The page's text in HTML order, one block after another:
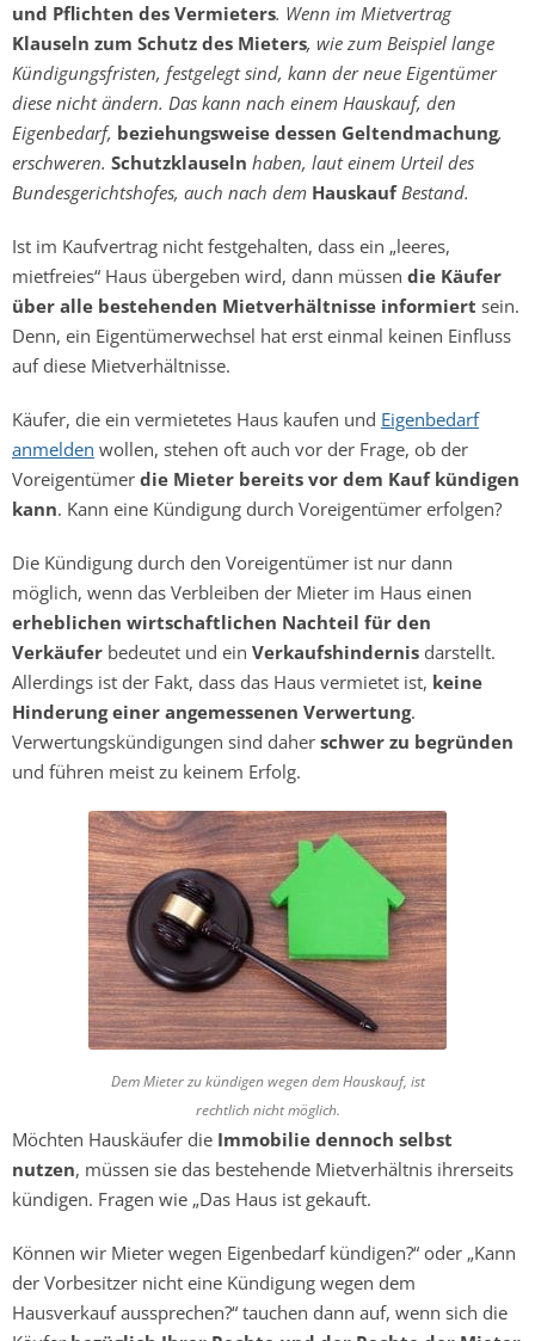
und Pflichten des Vermieters. Wenn im Mietvertrag
Klauseln zum Schutz des Mieters, wie zum Beispiel lange
Kündigungsfristen, festgelegt sind, kann der neue Eigentümer
diese nicht ändern. Das kann nach einem Hauskauf, den
Eigenbedarf, beziehungsweise dessen Geltendmachung,
erschweren. Schutzklauseln haben, laut einem Urteil des
Bundesgerichtshofes, auch nach dem HauskaufBestand.
Ist im Kaufvertrag nicht festgehalten, dass ein „leeres,
mietfreies“ Haus übergeben wird, dann müssen die Käufer
über alle bestehenden Mietverhältnisse informiert sein.
Denn, ein Eigentümerwechsel hat erst einmal keinen Einfluss
auf diese Mietverhältnisse.
Käufer, die ein vermietetes Haus kaufen und Eigenbedarf
anmelden wollen, stehen oft auch vor der Frage, ob der
Voreigentümer die Mieter bereits vor dem Kauf kündigen
kann. Kann eine Kündigung durch Voreigentümer erfolgen?
Die Kündigung durch den Voreigentümer ist nur dann
möglich, wenn das Verbleiben der Mieter im Haus einen
erheblichen wirtschaftlichen Nachteil für den
Verkäufer bedeutet und ein Verkaufshindernis darstellt.
Allerdings ist der Fakt, dass das Haus vermietet ist, keine
Hinderung einer angemessenen Verwertung.
Verwertungskündigungen sind daher schwer zu begründen
und führen meist zu keinem Erfolg.
Dem Mieter zu kündigen wegen dem Hauskauf, ist
rechtlich nicht möglich.
Möchten Hauskäufer die Immobilie dennoch selbst
nutzen, müssen sie das bestehende Mietverhältnis ihrerseits
kündigen. Fragen wie „Das Haus ist gekauft.
Können wir Mieter wegen Eigenbedarf kündigen?“ oder „Kann
der Vorbesitzer nicht eine Kündigung wegen dem
Hausverkauf aussprechen?“ tauchen dann auf, wenn sich die